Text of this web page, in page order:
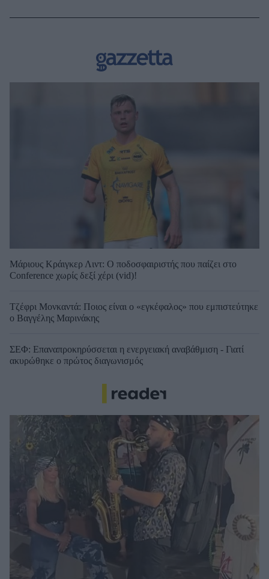
Μάριους Κράιγκερ Λιντ: Ο ποδοσφαιριστής που παίζει στο
Conference χωρίς δεξί χέρι (vid)!
Τζέφρι Μονκαντά: Ποιος είναι ο «εγκέφαλος» που εμπιστεύτηκε
ο Βαγγέλης Μαρινάκης
ΣΕΦ: Επαναπροκηρύσσεται η ενεργειακή αναβάθμιση - Γιατί
ακυρώθηκε ο πρώτος διαγωνισμός